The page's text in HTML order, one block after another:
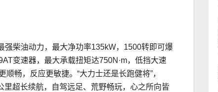
强柴油动力，最大净功率135kW，1500转即可爆
变速器，最大承载扭矩达750N·m，低挡大速
畅，反应更敏捷。“大力士还是长跑健将”，
超长续航，自驾远足、荒野畅玩，心之所向皆